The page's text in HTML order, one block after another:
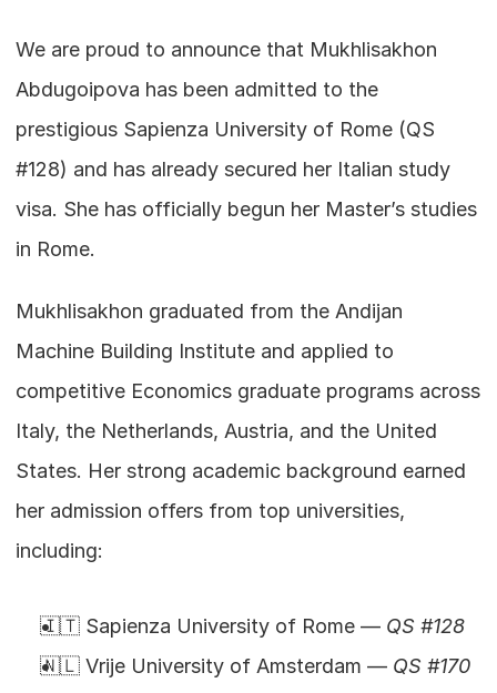
We are proud to announce that Mukhlisakhon
Abdugoipova has been admitted to the
prestigious Sapienza University of Rome (QS
#128) and has already secured her Italian study
visa. She has officially begun her Master’s studies
in Rome.
Mukhlisakhon graduated from the Andijan
Machine Building Institute and applied to
competitive Economics graduate programs across
Italy, the Netherlands, Austria, and the United
States. Her strong academic background earned
her admission offers from top universities,
including:
🇮🇹 Sapienza University of Rome — QS #128
🇳🇱 Vrije University of Amsterdam — QS #170